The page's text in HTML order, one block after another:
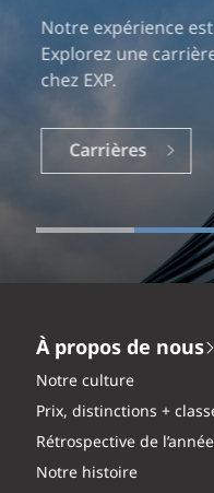
Notre expérience
Explorez une
chez EXP.
Carrières
À propos de nous
Notre culture
Prix, distinctions +
Rétrospective de
Notre histoire